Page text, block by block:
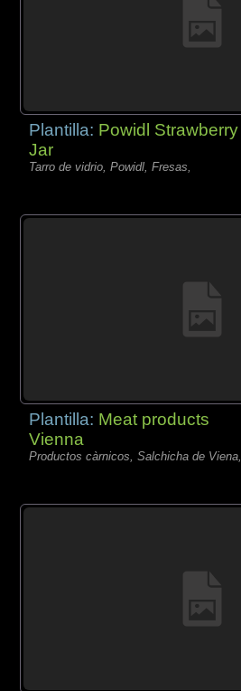
Plantilla: Powidl Strawberry
Jar
Tarro de vidrio, Powidl, Fresas,
Plantilla: Meat products
Vienna
Productos càrnicos, Salchicha de Viena,